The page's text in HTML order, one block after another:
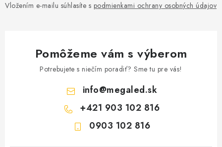
Vložením e-mailu súhlasíte s podmienkami ochrany osobných údajov
Pomôžeme vám s výberom
Potrebujete s niečím poradiť? Sme tu pre vás!
info@megaled.sk
+421 903 102 816
0903 102 816